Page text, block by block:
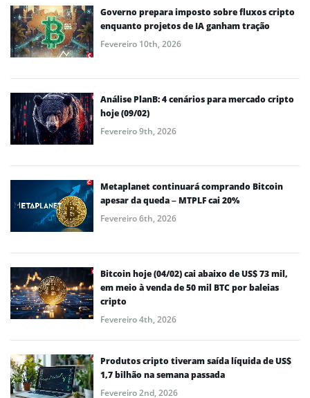
Governo prepara imposto sobre fluxos cripto
enquanto projetos de IA ganham tração
Fevereiro 10th, 2026
Análise PlanB: 4 cenários para mercado cripto
hoje (09/02)
Fevereiro 9th, 2026
Metaplanet continuará comprando Bitcoin
apesar da queda – MTPLF cai 20%
Fevereiro 6th, 2026
Bitcoin hoje (04/02) cai abaixo de US$ 73 mil,
em meio à venda de 50 mil BTC por baleias
cripto
Fevereiro 4th, 2026
Produtos cripto tiveram saída líquida de US$
1,7 bilhão na semana passada
Fevereiro 2nd, 2026